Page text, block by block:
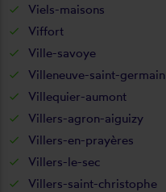
Viels-maisons
Viffort
Ville-savoye
Villeneuve-saint-germain
Villequier-aumont
Villers-agron-aiguizy
Villers-en-prayères
Villers-le-sec
Villers-saint-christophe